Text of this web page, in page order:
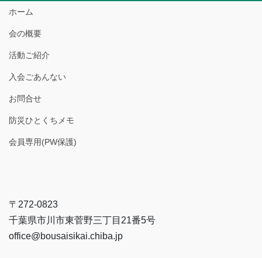
ホーム
会の概要
活動ご紹介
入会ごあんない
お問合せ
防災ひとくちメモ
会員専用(PW保護)
〒272-0823
千葉県市川市東菅野三丁目21番5号
office@bousaisikai.chiba.jp